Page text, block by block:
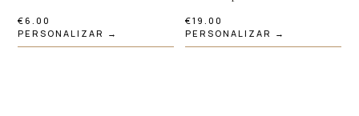
€6.00
PERSONALIZAR →
€19.00
PERSONALIZAR →